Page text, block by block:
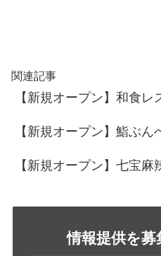
関連記事
【新規オープン】和食レ
【新規オープン】鮨ぶん
【新規オープン】七宝
情報提供を